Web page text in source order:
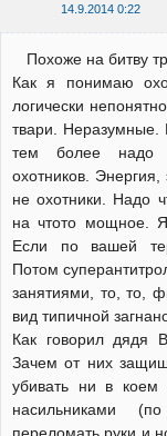
14.9.2014 0:22
Похоже на битву
Как я понимаю
логически
твари. Неразумные.
тем более надо
охотников.
не охотники. Надо
на чтото мощное.
Если по вашей
Потом
занятиями, то, то,
вид типичной
Как говорил дядя
Зачем от них
убивать ни в коем
насильниками